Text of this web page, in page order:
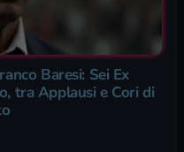
Baresi: Sei Ex
tra Applausi e Cori di